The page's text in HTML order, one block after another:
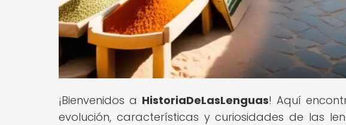
¡Bienvenidos a HistoriaDeLasLenguas! Aquí
evolución, características y curiosidades de las